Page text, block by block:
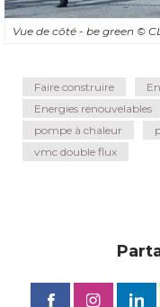
Vue de côté - be green ©
Faire construire
Energies renouvelables
pompe à chaleur
vmc double flux